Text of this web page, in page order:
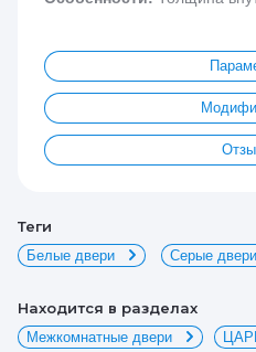
теги
Белые двери Серые двери
Находится в разделах
Межкомнатные двери